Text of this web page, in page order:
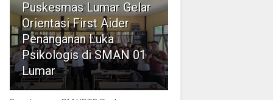
Puskesmas Lumar Gelar
Orientasi First Aider
Penanganan Luka
Psikologis di SMAN 01
Lumar